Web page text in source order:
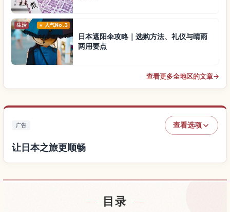
生活 人气No.3
日本遮阳伞攻略｜选购方法、礼仪与晴雨
两用要点
查看更多全地区的文章→
广告 查看选项
让日本之旅更顺畅
目录